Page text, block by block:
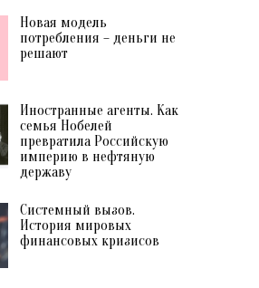
Новая модель
потребления – деньги не
решают
Иностранные агенты. Как
семья Нобелей
превратила Российскую
империю в нефтяную
державу
Системный вызов.
История мировых
финансовых кризисов